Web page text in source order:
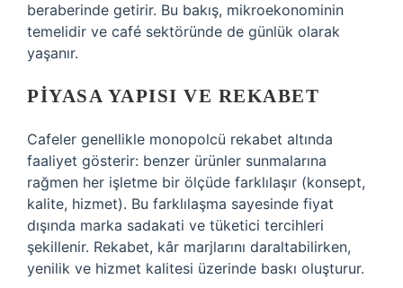
beraberinde getirir. Bu bakış, mikroekonominin
temelidir ve café sektöründe de günlük olarak
yaşanır.
PIYASA YAPISI VE REKABET
Cafeler genellikle monopolcü rekabet altında
faaliyet gösterir: benzer ürünler sunmalarına
rağmen her işletme bir ölçüde farklılaşır (konsept,
kalite, hizmet). Bu farklılaşma sayesinde fiyat
dışında marka sadakati ve tüketici tercihleri
şekillenir. Rekabet, kâr marjlarını daraltabilirken,
yenilik ve hizmet kalitesi üzerinde baskı oluşturur.